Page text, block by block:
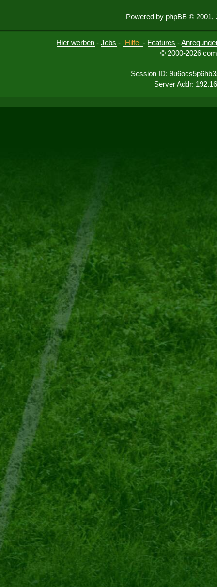
Powered by phpBB © 2001,
Hier werben -Jobs - Hilfe - Features -
© 2000-2026
Session ID:
Server Addr: